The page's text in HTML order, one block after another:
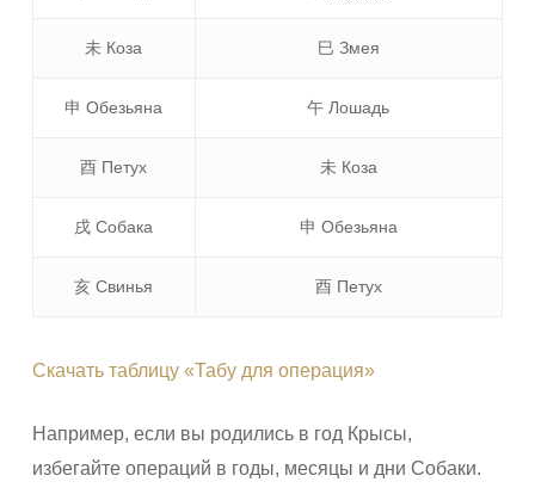
未 Коза 巳 Змея
申 Обезьяна 午 Лошадь
酉 Петух 未 Коза
戌 Собака 申 Обезьяна
亥 Свинья 酉 Петух
Скачать таблицу «Табу для операция»
Например, если вы родились в год Крысы,
избегайте операций в годы, месяцы и дни Собаки.